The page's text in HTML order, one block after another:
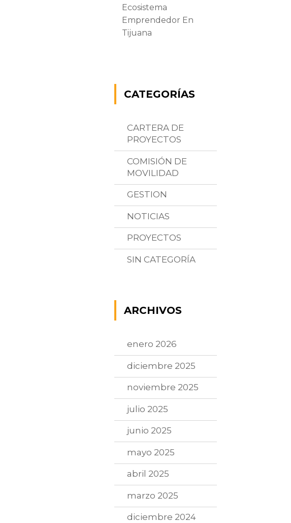
Ecosistema
Emprendedor En
Tijuana
CATEGORÍAS
CARTERA DE
PROYECTOS
COMISIÓN DE
MOVILIDAD
GESTION
NOTICIAS
PROYECTOS
SIN CATEGORÍA
ARCHIVOS
enero 2026
diciembre 2025
noviembre 2025
julio 2025
junio 2025
mayo 2025
abril 2025
marzo 2025
diciembre 2024